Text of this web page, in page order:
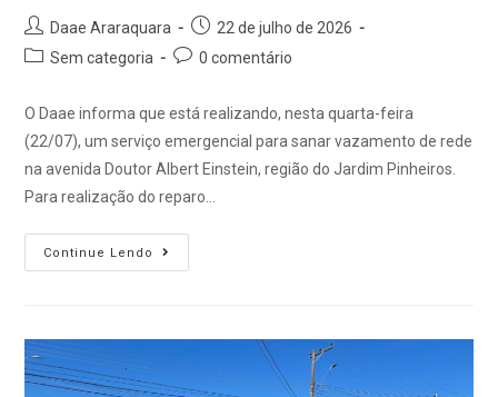
Daae Araraquara
22 de julho de 2026
Sem categoria
0 comentário
O Daae informa que está realizando, nesta quarta-feira
(22/07), um serviço emergencial para sanar vazamento de rede
na avenida Doutor Albert Einstein, região do Jardim Pinheiros.
Para realização do reparo…
Continue Lendo